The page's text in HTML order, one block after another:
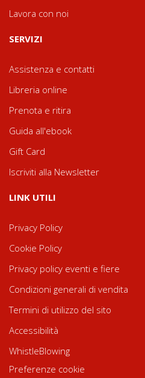
Lavora con noi
SERVIZI
Assistenza e contatti
Libreria online
Prenota e ritira
Guida all'ebook
Gift Card
Iscriviti alla Newsletter
LINK UTILI
Privacy Policy
Cookie Policy
Privacy policy eventi e fiere
Condizioni generali di vendita
Termini di utilizzo del sito
Accessibilità
WhistleBlowing
Preferenze cookie